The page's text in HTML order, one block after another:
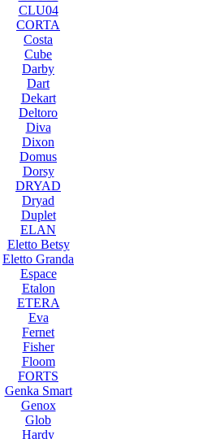
CLU04
CORTA
Costa
Cube
Darby
Dart
Dekart
Deltoro
Diva
Dixon
Domus
Dorsy
DRYAD
Dryad
Duplet
ELAN
Eletto Betsy
Eletto Granda
Espace
Etalon
ETERA
Eva
Fernet
Fisher
Floom
FORTS
Genka Smart
Genox
Glob
Hardy